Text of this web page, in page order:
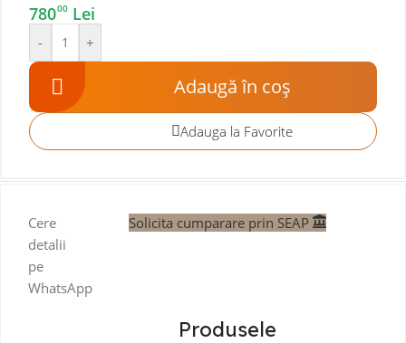
78000 Lei
- +
Adaugă în coș
Adauga la Favorite
Cere
detalii
pe
WhatsApp
Solicita cumparare prin SEAP
Produsele